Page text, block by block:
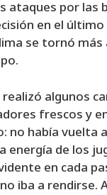
ataques por las
en el
se tornó más
algunos
frescos y
no había vuelta
energía de los
en cada
iba a rendirse.